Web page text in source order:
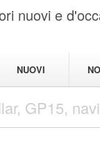
nuovi e
NUOVI